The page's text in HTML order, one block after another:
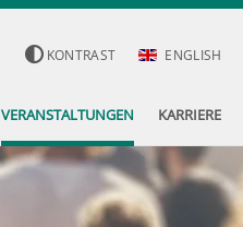
KONTRAST ENGLISH
VERANSTALTUNGEN KARRIERE